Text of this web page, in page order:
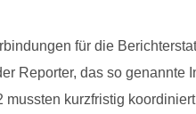
für die
Reporter, das so
kurzfristig